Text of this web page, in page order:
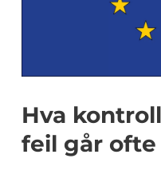
Hva
feil går ofte